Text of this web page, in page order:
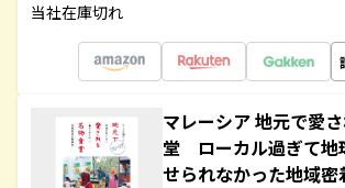
当社在庫切れ
マレーシア 地元で愛
堂 ローカル過ぎて地
せられなかった地域密